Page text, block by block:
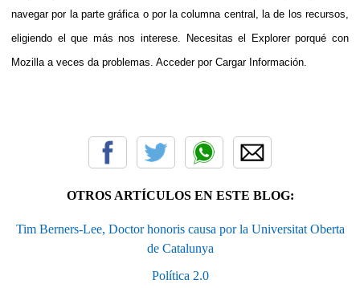
navegar por la parte gráfica o por la columna central, la de los recursos,
eligiendo el que más nos interese. Necesitas el Explorer porqué con
Mozilla a veces da problemas. Acceder por Cargar Información.
OTROS ARTÍCULOS EN ESTE BLOG:
Tim Berners-Lee, Doctor honoris causa por la Universitat Oberta
de Catalunya
Política 2.0